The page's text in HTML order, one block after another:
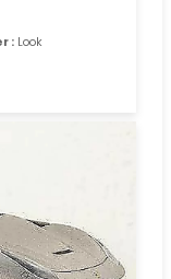
: Look